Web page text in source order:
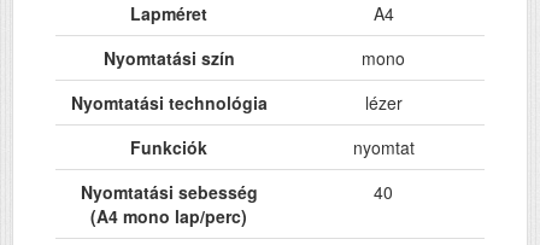
Lapméret
A4
Nyomtatási szín
mono
Nyomtatási technológia
lézer
Funkciók
nyomtat
Nyomtatási sebesség
(A4 mono lap/perc)
40